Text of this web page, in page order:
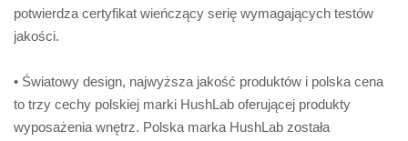
potwierdza certyfikat wieńczący serię wymagających testów
jakości.
• Światowy design, najwyższa jakość produktów i polska cena
to trzy cechy polskiej marki HushLab oferującej produkty
wyposażenia wnętrz. Polska marka HushLab została